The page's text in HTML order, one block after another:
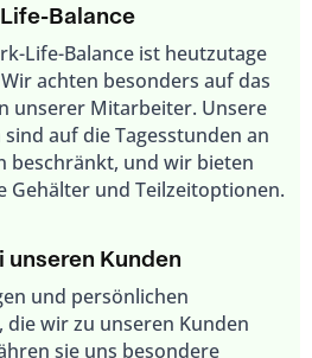
Balance
Life-Balance ist heutzutage
achten besonders auf das
unserer Mitarbeiter. Unsere
auf die Tagesstunden an
beschränkt, und wir bieten
Gehälter und Teilzeitoptionen.
unseren Kunden
und persönlichen
die wir zu unseren Kunden
sie uns besondere